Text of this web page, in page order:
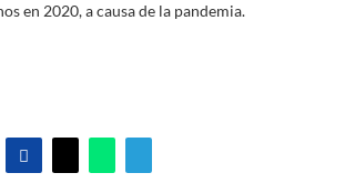
en 2020, a causa de la pandemia.